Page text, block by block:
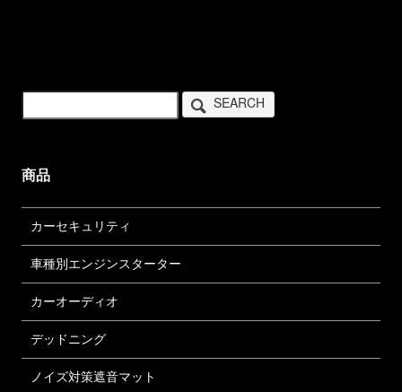
SEARCH
商品
カーセキュリティ
車種別エンジンスターター
カーオーディオ
デッドニング
ノイズ対策遮音マット